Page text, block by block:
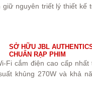
nguyên triết lý thiết kế
SỞ HỮU JBL
CHUẨN RẠP PHIM
Fi cắm điện cao cấp
khủng 270W và khả